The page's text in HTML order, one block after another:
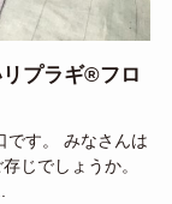
プラギ®フロ
です。 みなさんは
じでしょうか。